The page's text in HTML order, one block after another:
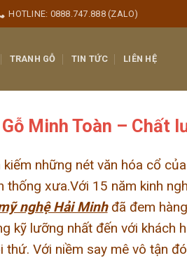
HOTLINE: 0888.747.888 (ZALO)
TRANH GỖ TIN TỨC LIÊN HỆ
Minh Toàn – Chất
những nét văn hóa cổ
xưa.Với 15 năm kinh
nghệ Hải Minhđã đem
kỹ lưỡng nhất đến với khách
thứ. Với niềm say mê vô tận